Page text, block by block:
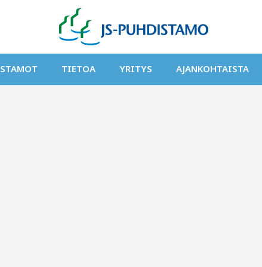
TIETOA YRITYS AJANKOHTAISTA